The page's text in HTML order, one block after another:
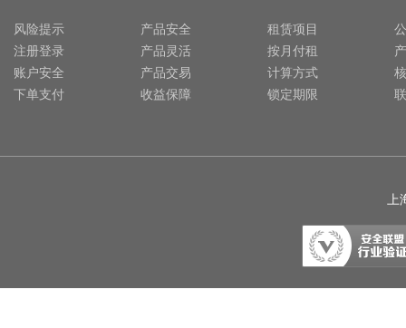
风险提示
注册登录
账户安全
下单支付
产品安全
产品灵活
产品交易
收益保障
租赁项目
按月付租
计算方式
锁定期限